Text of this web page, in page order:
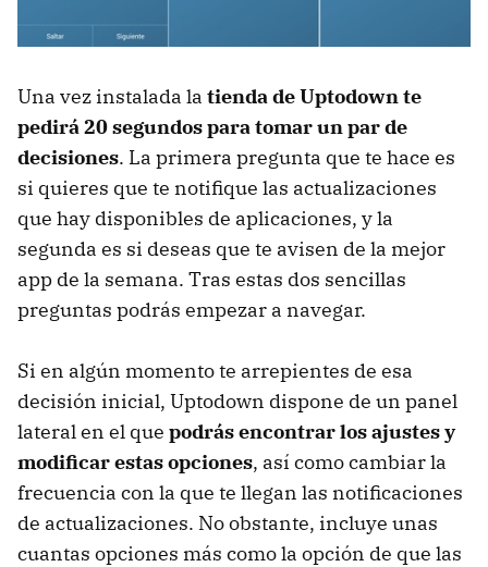
Una vez instalada la tienda de Uptodown te
pedirá 20 segundos para tomar un par de
decisiones. La primera pregunta que te hace es
si quieres que te notifique las actualizaciones
que hay disponibles de aplicaciones, y la
segunda es si deseas que te avisen de la mejor
app de la semana. Tras estas dos sencillas
preguntas podrás empezar a navegar.
Si en algún momento te arrepientes de esa
decisión inicial, Uptodown dispone de un panel
lateral en el que podrás encontrar los ajustes y
modificar estas opciones, así como cambiar la
frecuencia con la que te llegan las notificaciones
de actualizaciones. No obstante, incluye unas
cuantas opciones más como la opción de que las